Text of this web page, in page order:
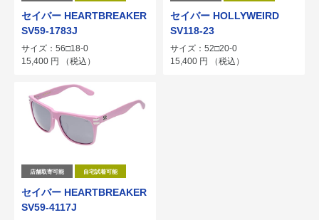
セイバー HEARTBREAKER
SV59-1783J
サイズ：56□18-0
15,400 円 （税込）
セイバー HOLLYWEIRD
SV118-23
サイズ：52□20-0
15,400 円 （税込）
店舗取寄可能 自宅試着可能
セイバー HEARTBREAKER
SV59-4117J